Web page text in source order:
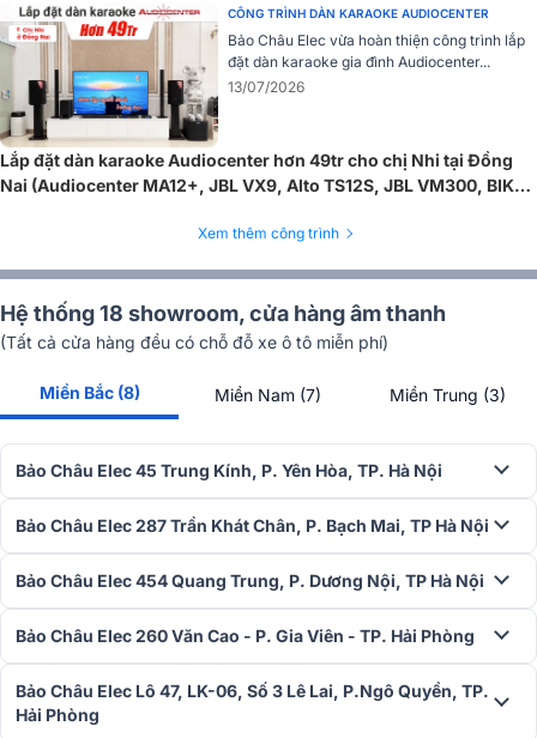
3. Phân Tần Thông Minh - Âm Thanh Chính Xác,
Không Hao Tổn Năng Lượng
Một điểm nổi bật của PF15+ MKII là bộ phân tần (crossover) thông
minh, được phát triển dựa trên hơn 15 năm kinh nghiệm của
Audiocenter trong lĩnh vực thiết kế loa chuyên nghiệp. Bộ phân tần
sử dụng tụ ERSE MET của Mỹ, cuộn cảm lõi sắt, và điện trở kim loại
đảm bảo độ bền, độ chính xác và độ ổn định vượt trội.
Công nghệ phân tần tiên tiến này giúp loa xử lý âm thanh một cách
mượt mà giữa các dải tần, giữ nguyên độ động, đồng thời không
tiêu hao năng lượng, ngay cả khi hoạt động ở mức áp suất âm thanh
lớn. Điều này góp phần quan trọng trong việc duy trì chất lượng âm
thanh đồng nhất và bền bỉ theo thời gian.
Tối Ưu
Toàn bộ thùng loa Audiocenter PF15+ MKII được gia công bằng
gỗ
plywood Balticnhiều lớp, cắt CNC chính xác và lắp ghép bằng
công nghệ rãnh âm dương (tongue and groove) - một kỹ thuật cao
cấp giúp tăng độ kín, giảm rung và triệt tiêu cộng hưởng không
mong muốn trong quá trình phát âm.
Tay cầm bằng nhôm đúc, thiết kế theo tiêu chuẩn công thái học,
giúp việc vận chuyển và lắp đặt trở nên thuận tiện, dễ dàng. Thùng
loa còn được phủ lớp sơn chống nước và chống xước, giúp sản
phẩm có độ bền cao, dễ thích nghi với nhiều môi trường – từ sân
CÔNG TRÌNH DÀN KARAOKE AUDIOCENTER
Bảo Châu Elec vừa hoàn thiện công trình lắp
đặt dàn karaoke gia đình Audiocenter...
13/07/2026
Lắp đặt dàn karaoke Audiocenter hơn 49tr cho chị Nhi tại Đồng
Nai (Audiocenter MA12+, JBL VX9, Alto TS12S, JBL VM300, BIK
Xem thêm công trình
Hệ thống 18 showroom, cửa hàng âm thanh
(Tất cả cửa hàng đều có chỗ đỗ xe ô tô miễn phí)
Miền Bắc (8) Miền Nam (7) Miền Trung (3)
Bảo Châu Elec 45 Trung Kính, P. Yên Hòa, TP. Hà Nội
Bảo Châu Elec 287 Trần Khát Chân, P. Bạch Mai, TP Hà Nội
Bảo Châu Elec 454 Quang Trung, P. Dương Nội, TP Hà Nội
Bảo Châu Elec 260 Văn Cao - P. Gia Viên - TP. Hải Phòng
Bảo Châu Elec Lô 47, LK-06, Số 3 Lê Lai, P.Ngô Quyền, TP.
Hải Phòng